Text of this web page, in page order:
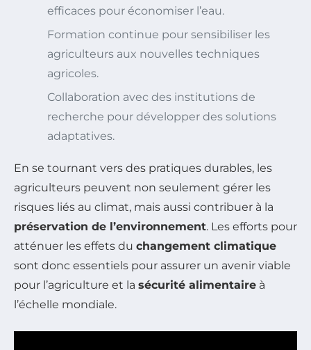
efficaces pour économiser l’eau.
Formation continue pour sensibiliser les
agriculteurs aux nouvelles techniques
agricoles.
Collaboration avec des institutions de
recherche pour développer des solutions
adaptatives.
En se tournant vers des pratiques durables, les
agriculteurs peuvent non seulement gérer les
risques liés au climat, mais aussi contribuer à la
préservation de l’environnement. Les efforts pour
atténuer les effets du changement climatique
sont donc essentiels pour assurer un avenir viable
pour l’agriculture et la sécurité alimentaire à
l’échelle mondiale.